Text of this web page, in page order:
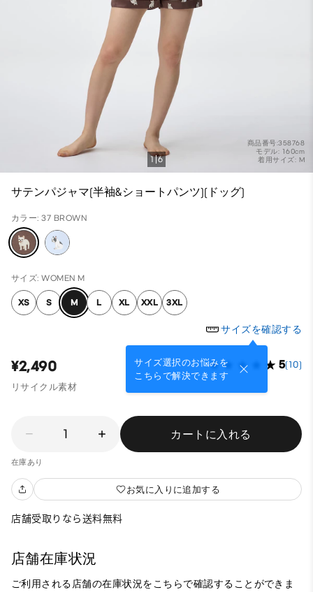
商品番号:358768
モデル: 160cm
着用サイズ: M
1 6
サテンパジャマ(半袖&ショートパンツ)(ドッグ)
カラー: 37 BROWN
サイズ: WOMEN M
XS S M L XL XXL 3XL
サイズを確認する
サイズ選択のお悩みを
こちらで解決できます
¥2,490 5(10)
リサイクル素材
1 カートに入れる
在庫あり
お気に入りに追加する
店舗受取りなら送料無料
店舗在庫状況
ご利用される店舗の在庫状況をこちらで確認することができま